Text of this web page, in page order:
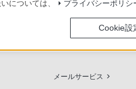
ソニーショップ（ソニー
メールサービス
については、
プライバシーポリシ
Cookie設